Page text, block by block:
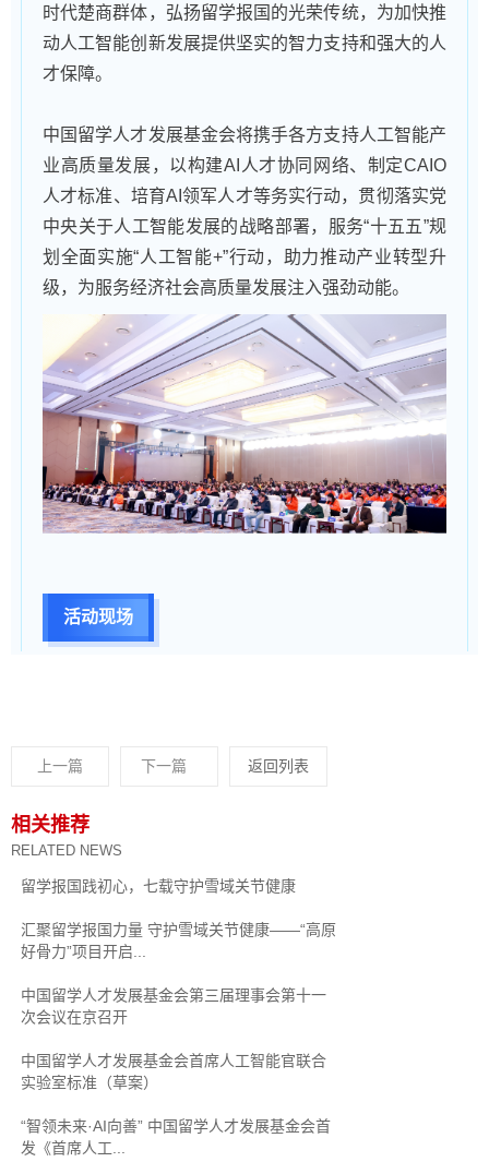
时代楚商群体，弘扬留学报国的光荣传统，为加快推
动人工智能创新发展提供坚实的智力支持和强大的人
才保障。
中国留学人才发展基金会将携手各方支持人工智能产
业高质量发展，以构建AI人才协同网络、制定CAIO
人才标准、培育AI领军人才等务实行动，贯彻落实党
中央关于人工智能发展的战略部署，服务“十五五”规
划全面实施“人工智能+”行动，助力推动产业转型升
级，为服务经济社会高质量发展注入强劲动能。
活动现场
上一篇 下一篇 返回列表
相关推荐
RELATED NEWS
留学报国践初心，七载守护雪域关节健康
汇聚留学报国力量 守护雪域关节健康——“高原
好骨力”项目开启...
中国留学人才发展基金会第三届理事会第十一
次会议在京召开
中国留学人才发展基金会首席人工智能官联合
实验室标准（草案）
“智领未来·AI向善” 中国留学人才发展基金会首
发《首席人工...